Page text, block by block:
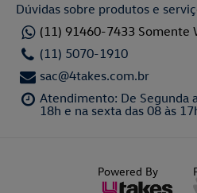
Dúvidas sobre produtos e
(11) 91460-7433 Somente
(11) 5070-1910
sac@4takes.com.br
Atendimento: De Segunda
18h e na sexta das 08 às
Powered By